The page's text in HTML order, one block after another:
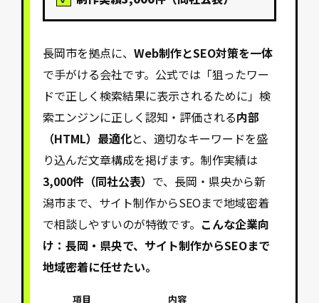
長岡市を拠点に、Web制作とSEO対策を一体
で手がける会社です。公式では「狙ったワー
ドで正しく検索結果に表示されるために」検
索エンジンに正しく認知・評価される内部
（HTML）最適化と、適切なキーワードを盛
り込んだ文章構成を掲げます。制作実績は
3,000件（同社公表） で、長岡・県央から新
潟市まで、サイト制作からSEOまで地域密着
で相談しやすいのが特徴です。 こんな企業向
け：長岡・県央で、サイト制作からSEOまで
地域密着に任せたい。
項目
内容